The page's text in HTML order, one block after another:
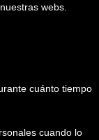
webs.
cuánto tiempo
cuando lo